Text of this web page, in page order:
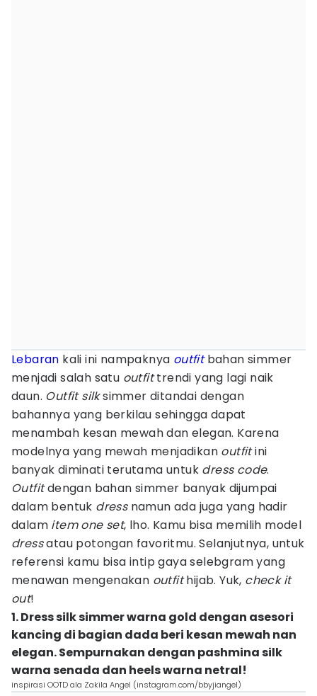
Lebaran kali ini nampaknya outfitbahan simmer
menjadi salah satu outfittrendi yang lagi naik
daun. Outfit silksimmer ditandai dengan
bahannya yang berkilau sehingga dapat
menambah kesan mewah dan elegan. Karena
modelnya yang mewah menjadikan outfitini
banyak diminati terutama untuk dress code.
Outfitdengan bahan simmer banyak dijumpai
dalam bentuk dressnamun ada juga yang hadir
dalam item one set, lho. Kamu bisa memilih model
dressatau potongan favoritmu. Selanjutnya, untuk
referensi kamu bisa intip gaya selebgram yang
menawan mengenakan outfithijab. Yuk, check it
out!
1. Dress silk simmer warna gold dengan asesori
kancing di bagian dada beri kesan mewah nan
elegan. Sempurnakan dengan pashmina silk
warna senada dan heels warna netral!
inspirasi OOTD ala Zakila Angel (instagram.com/bbyjiangel)